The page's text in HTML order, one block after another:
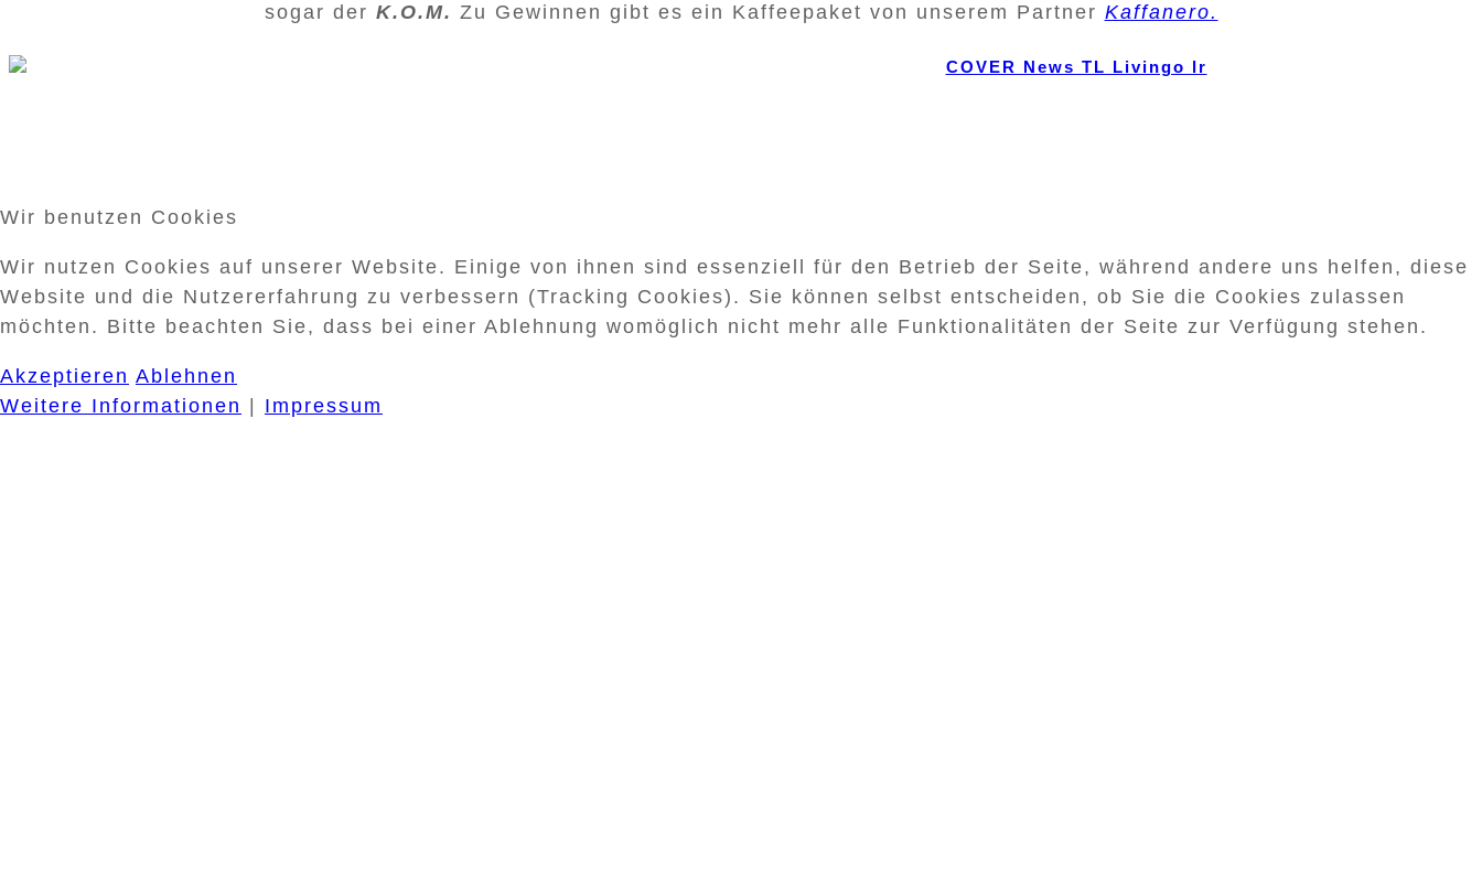
sogar der K.O.M. Zu Gewinnen gibt es ein Kaffeepaket von unserem Partner Kaffanero.
Wir benutzen Cookies
Wir nutzen Cookies auf unserer Website. Einige von ihnen sind essenziell für den Betrieb der Seite, während andere uns helfen, diese
Website und die Nutzererfahrung zu verbessern (Tracking Cookies). Sie können selbst entscheiden, ob Sie die Cookies zulassen
möchten. Bitte beachten Sie, dass bei einer Ablehnung womöglich nicht mehr alle Funktionalitäten der Seite zur Verfügung stehen.
Akzeptieren Ablehnen
Weitere Informationen | Impressum